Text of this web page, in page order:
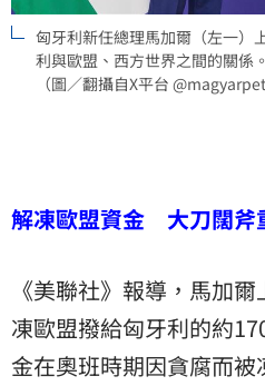
匈牙利新任總理馬加爾（左一）
利與歐盟、西方世界之間的關係
（圖／翻攝自X平台
解凍歐盟資金 大刀闊斧
《美聯社》報導，馬加
凍歐盟撥給匈牙利的約
金在奧班時期因貪腐而